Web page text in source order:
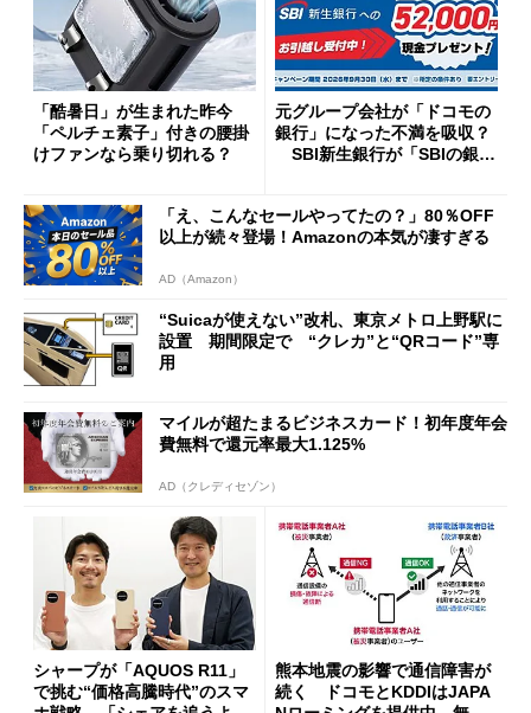
「酷暑日」が生まれた昨今
「ペルチェ素子」付きの腰掛
けファンなら乗り切れる？
元グループ会社が「ドコモの
銀行」になった不満を吸収？
SBI新生銀行が「SBIの銀
開催
「え、こんなセールやってたの？」80％OFF
以上が続々登場！Amazonの本気が凄すぎる
AD（Amazon）
“Suicaが使えない”改札、東京メトロ上野駅に
設置 期間限定で “クレカ”と“QRコード”専
用
マイルが超たまるビジネスカード！初年度年会
費無料で還元率最大1.125%
AD（クレディセゾン）
シャープが「AQUOS R11」
で挑む“価格高騰時代”のスマ
熊本地震の影響で通信障害が
続く ドコモとKDDIはJAPA